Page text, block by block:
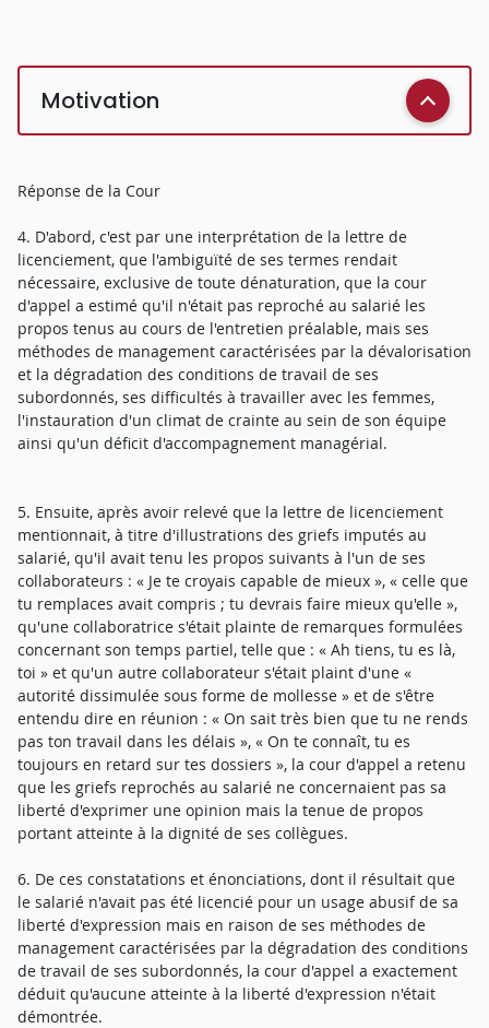
Motivation
Réponse de la Cour
4. D'abord, c'est par une interprétation de la lettre de
licenciement, que l'ambiguïté de ses termes rendait
nécessaire, exclusive de toute dénaturation, que la cour
d'appel a estimé qu'il n'était pas reproché au salarié les
propos tenus au cours de l'entretien préalable, mais ses
méthodes de management caractérisées par la dévalorisation
et la dégradation des conditions de travail de ses
subordonnés, ses difficultés à travailler avec les femmes,
l'instauration d'un climat de crainte au sein de son équipe
ainsi qu'un déficit d'accompagnement managérial.
5. Ensuite, après avoir relevé que la lettre de licenciement
mentionnait, à titre d'illustrations des griefs imputés au
salarié, qu'il avait tenu les propos suivants à l'un de ses
collaborateurs : « Je te croyais capable de mieux », « celle que
tu remplaces avait compris ; tu devrais faire mieux qu'elle »,
qu'une collaboratrice s'était plainte de remarques formulées
concernant son temps partiel, telle que : « Ah tiens, tu es là,
toi » et qu'un autre collaborateur s'était plaint d'une «
autorité dissimulée sous forme de mollesse » et de s'être
entendu dire en réunion : « On sait très bien que tu ne rends
pas ton travail dans les délais », « On te connaît, tu es
toujours en retard sur tes dossiers », la cour d'appel a retenu
que les griefs reprochés au salarié ne concernaient pas sa
liberté d'exprimer une opinion mais la tenue de propos
portant atteinte à la dignité de ses collègues.
6. De ces constatations et énonciations, dont il résultait que
le salarié n'avait pas été licencié pour un usage abusif de sa
liberté d'expression mais en raison de ses méthodes de
management caractérisées par la dégradation des conditions
de travail de ses subordonnés, la cour d'appel a exactement
déduit qu'aucune atteinte à la liberté d'expression n'était
démontrée.